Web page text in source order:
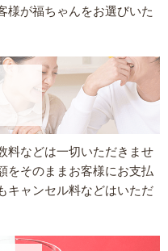
様が福ちゃんをお選びいた
料などは一切いただきませ
をそのままお客様にお支払
キャンセル料などはいただ